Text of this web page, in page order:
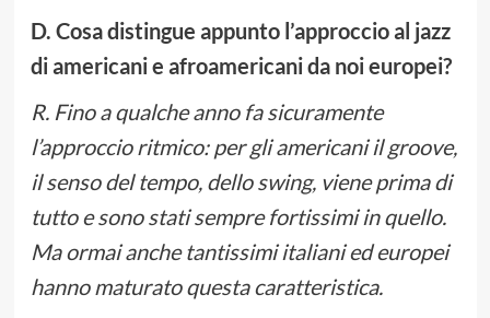
D. Cosa distingue appunto l’approccio al jazz
di americani e afroamericani da noi europei?
R. Fino a qualche anno fa sicuramente
l’approccio ritmico: per gli americani il groove,
il senso del tempo, dello swing, viene prima di
tutto e sono stati sempre fortissimi in quello.
Ma ormai anche tantissimi italiani ed europei
hanno maturato questa caratteristica.